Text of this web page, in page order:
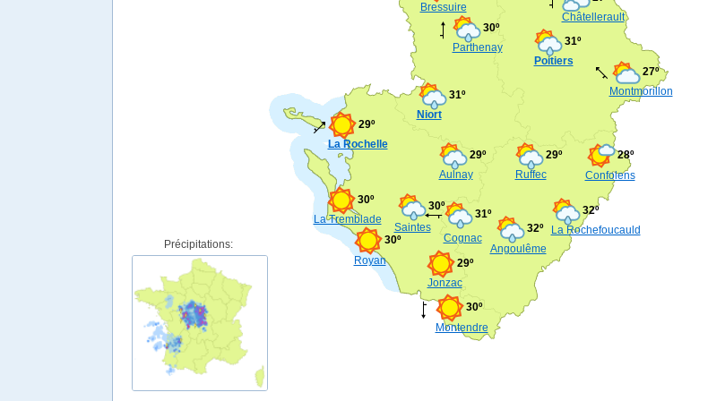
Poitiers
31º
La Rochelle
29º
Niort
31º
Angoulême
32º
Châtellerault
Saintes
30º
Cognac
31º
Bressuire
Royan
30º
Parthenay
30º
Montmorillon
27º
La Tremblade
30º
Jonzac
29º
Ruffec
29º
La Rochefoucauld
32º
Montendre
30º
Confolens
28º
Aulnay
29º
Précipitations: